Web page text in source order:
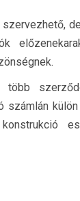
szervezhető,
több
számlán